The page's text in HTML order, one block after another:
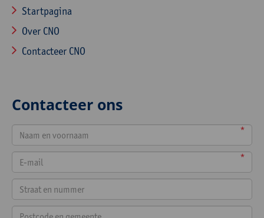
Startpagina
Over CNO
Contacteer CNO
Contacteer ons
*
*